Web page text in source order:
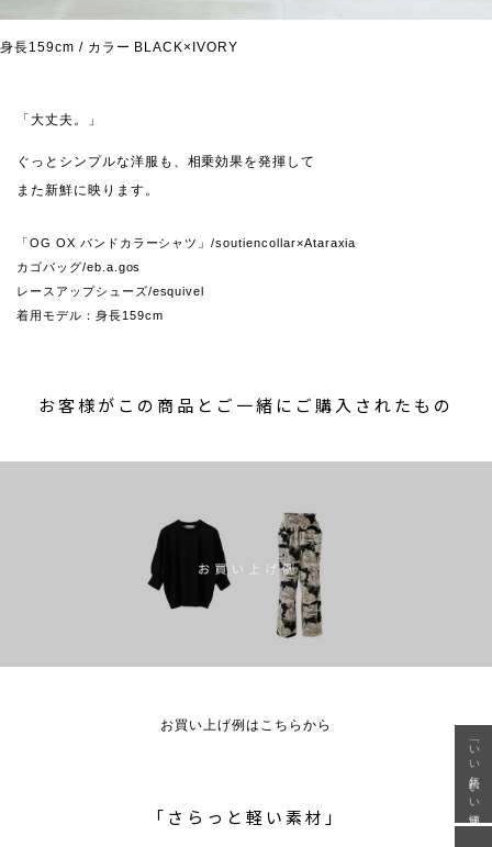
身長159cm / カラー BLACK×IVORY
「大丈夫。」
ぐっとシンプルな洋服も、相乗効果を発揮して
また新鮮に映ります。
「OG OX バンドカラーシャツ」/soutiencollar×Ataraxia
カゴバッグ/eb.a.gos
レースアップシューズ/esquivel
着用モデル：身長159cm
お客様がこの商品とご一緒にご購入されたもの
お買い上げ例はこちらから
「さらっと軽い素材」
「いい年齢 いい洋服」